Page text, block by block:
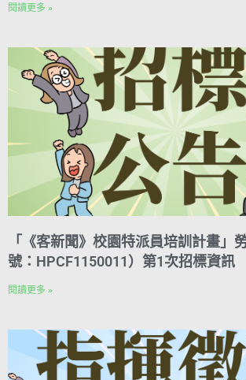
閱讀更多 »
「《客新聞》校園特派員培訓計畫」
號：HPCF1150011）第1次招標資訊
閱讀更多 »